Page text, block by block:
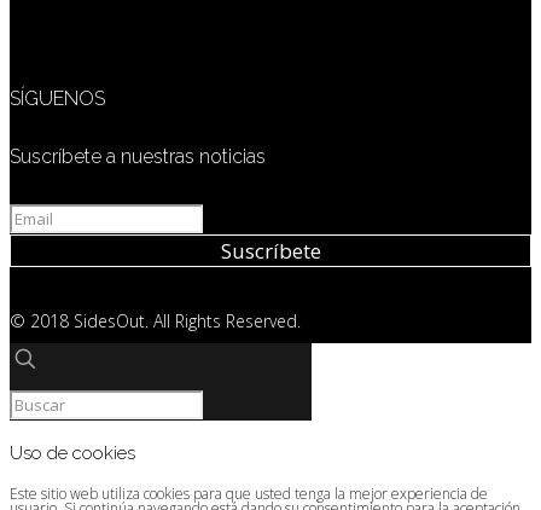
SÍGUENOS
Suscríbete a nuestras noticias
© 2018 SidesOut. All Rights Reserved.
Uso de cookies
Este sitio web utiliza cookies para que usted tenga la mejor experiencia de